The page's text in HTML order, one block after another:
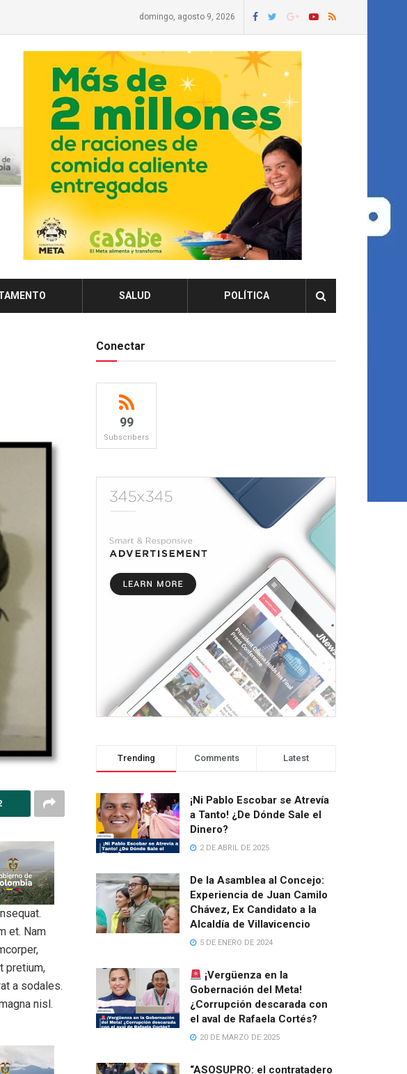
domingo, agosto 9, 2026
SALUD POLÍTICA
et. Nam
pretium,
a sodales.
nisl.
Conectar
99
Subscribers
Trending Comments Latest
¡Ni Pablo Escobar se Atrevía
a Tanto! ¿De Dónde Sale el
Dinero?
2 DE ABRIL DE 2025
De la Asamblea al Concejo:
Experiencia de Juan Camilo
Chávez, Ex Candidato a la
Alcaldía de Villavicencio
5 DE ENERO DE 2024
¡Vergüenza en la
Gobernación del Meta!
¿Corrupción descarada con
el aval de Rafaela Cortés?
20 DE MARZO DE 2025
“ASOSUPRO: el contratadero